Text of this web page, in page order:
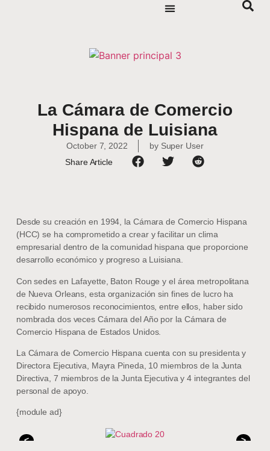
La Cámara de Comercio
Hispana de Luisiana
October 7, 2022 bySuper User
Share Article
Desde su creación en 1994, la Cámara de Comercio Hispana
(HCC) se ha comprometido a crear y facilitar un clima
empresarial dentro de la comunidad hispana que proporcione
desarrollo económico y progreso a Luisiana.
Con sedes en Lafayette, Baton Rouge y el área metropolitana
de Nueva Orleans, esta organización sin fines de lucro ha
recibido numerosos reconocimientos, entre ellos, haber sido
nombrada dos veces Cámara del Año por la Cámara de
Comercio Hispana de Estados Unidos.
La Cámara de Comercio Hispana cuenta con su presidenta y
Directora Ejecutiva, Mayra Pineda, 10 miembros de la Junta
Directiva, 7 miembros de la Junta Ejecutiva y 4 integrantes del
personal de apoyo.
{module ad}
<
>